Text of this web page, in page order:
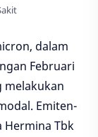
dalam
Februari
melakukan
Emiten-
Hermina Tbk